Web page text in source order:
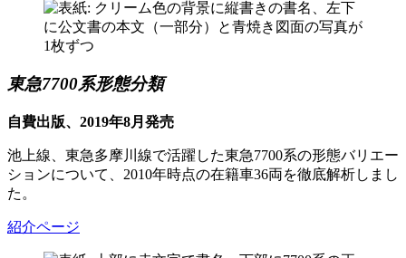
東急7700系形態分類
自費出版、2019年8月発売
池上線、東急多摩川線で活躍した東急7700系の形態バリエー
ションについて、2010年時点の在籍車36両を徹底解析しまし
た。
紹介ページ